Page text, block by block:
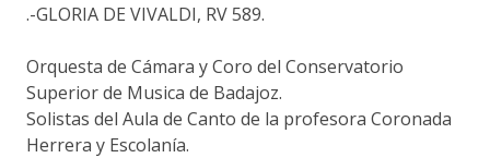
.-GLORIA DE VIVALDI, RV 589.
Orquesta de Cámara y Coro del Conservatorio
Superior de Musica de Badajoz.
Solistas del Aula de Canto de la profesora Coronada
Herrera y Escolanía.